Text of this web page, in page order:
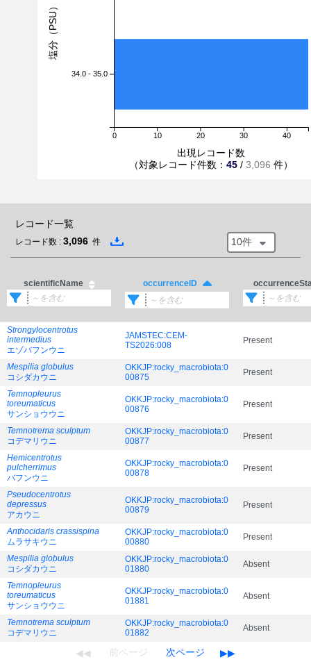
0 10 20 30 40
34.0 - 35.0
出現レコード数
（対象レコード件数： 45 / 3,096 件）
塩分（PSU）
レコード一覧
レコード数 : 3,096 件 10件
scientificName occurrenceID
Strongylocentrotus
intermedius
エゾバフンウニ
JAMSTEC:CEM-
TS2026:008
Present
Mespilia globulus
コシダカウニ
OKKJP:rocky_macrobiota:0
00875
Present
Temnopleurus
toreumaticus
サンショウウニ
OKKJP:rocky_macrobiota:0
00876
Present
Temnotrema sculptum
コデマリウニ
OKKJP:rocky_macrobiota:0
00877
Present
Hemicentrotus
pulcherrimus
バフンウニ
OKKJP:rocky_macrobiota:0
00878
Present
Pseudocentrotus
depressus
アカウニ
OKKJP:rocky_macrobiota:0
00879
Present
Anthocidaris crassispina
ムラサキウニ
OKKJP:rocky_macrobiota:0
00880
Present
Mespilia globulus
コシダカウニ
OKKJP:rocky_macrobiota:0
01880
Absent
Temnopleurus
toreumaticus
サンショウウニ
OKKJP:rocky_macrobiota:0
01881
Absent
Temnotrema sculptum
コデマリウニ
OKKJP:rocky_macrobiota:0
01882
Absent